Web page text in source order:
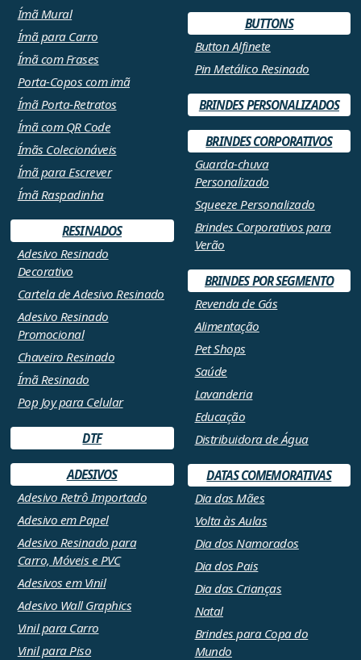
Ímã Mural
Ímã para Carro
Ímã com Frases
Porta-Copos com imã
Ímã Porta-Retratos
Ímã com QR Code
Ímãs Colecionáveis
Ímã para Escrever
Ímã Raspadinha
RESINADOS
Adesivo Resinado
Decorativo
Cartela de Adesivo Resinado
Adesivo Resinado
Promocional
Chaveiro Resinado
Ímã Resinado
Pop Joy para Celular
DTF
ADESIVOS
Adesivo Retrô Importado
Adesivo em Papel
Adesivo Resinado para
Carro, Móveis e PVC
Adesivos em Vinil
Adesivo Wall Graphics
Vinil para Carro
Vinil para Piso
BUTTONS
Button Alfinete
Pin Metálico Resinado
BRINDES PERSONALIZADOS
BRINDES CORPORATIVOS
Guarda-chuva
Personalizado
Squeeze Personalizado
Brindes Corporativos para
Verão
BRINDES POR SEGMENTO
Revenda de Gás
Alimentação
Pet Shops
Saúde
Lavanderia
Educação
Distribuidora de Água
DATAS COMEMORATIVAS
Dia das Mães
Volta às Aulas
Dia dos Namorados
Dia dos Pais
Dia das Crianças
Natal
Brindes para Copa do
Mundo